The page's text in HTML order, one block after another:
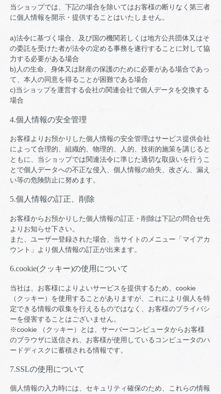
当ショップでは、下記の場合を除いてはお客様の断りなく第三者
に個人情報を開示・提供することはいたしません。
a)法令に基づく場合、及び国の機関若しくは地方公共団体又はそ
の委託を受けた者が法令の定める事務を遂行することに対して協
力する必要がある場合
b)人の生命、身体又は財産の保護のために必要がある場合であっ
て、本人の同意を得ることが困難である場合
c)当ショップを運営する会社の関連会社で個人データを交換する
場合
4.個人情報の安全管理
お客様よりお預かりした個人情報の安全管理はサービス提供会社
によって合理的、組織的、物理的、人的、技術的施策を講じると
ともに、当ショップでは関連法令に準じた適切な取扱いを行うこ
とで個人データへの不正な侵入、個人情報の紛失、改ざん、漏え
い等の危険防止に努めます。
5.個人情報の訂正、削除
お客様からお預かりした個人情報の訂正・削除は下記の問合せ先
よりお知らせ下さい。
また、ユーザー登録された場合、当サイトのメニュー「マイアカ
ウント」より個人情報の訂正が出来ます。
6.cookie(クッキー)の使用について
当社は、お客様によりよいサービスを提供するため、cookie
（クッキー）を使用することがありますが、これにより個人を特
定できる情報の収集を行えるものではなく、お客様のプライバシ
ーを侵害することはございません。
※cookie （クッキー）とは、サーバーコンピュータからお客様
のブラウザに送信され、お客様が使用しているコンピュータのハ
ードディスクに蓄積される情報です。
7.SSLの使用について
個人情報の入力時には、セキュリティ確保のため、これらの情報